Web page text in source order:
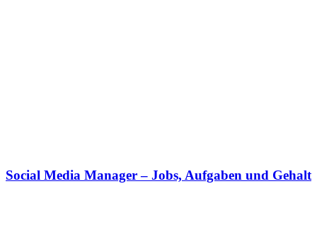
Social Media Manager – Jobs, Aufgaben und Gehalt